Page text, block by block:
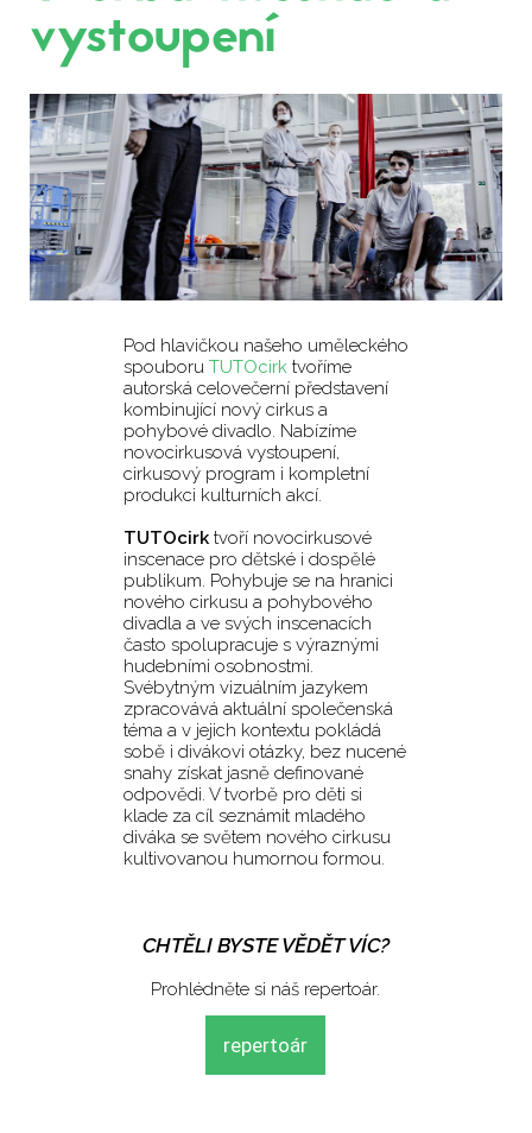
vystoupení
Pod hlavičkou našeho uměleckého
spouboru TUTOcirktvoříme
autorská celovečerní představení
kombinující nový cirkus a
pohybové divadlo. Nabízíme
novocirkusová vystoupení,
cirkusový program i kompletní
produkci kulturních akcí.
TUTOcirktvoří novocirkusové
inscenace pro dětské i dospělé
publikum. Pohybuje se na hranici
nového cirkusu a pohybového
divadla a ve svých inscenacích
často spolupracuje s výraznými
hudebními osobnostmi.
Svébytným vizuálním jazykem
zpracovává aktuální společenská
téma a v jejich kontextu pokládá
sobě i divákovi otázky, bez nucené
snahy získat jasně definované
odpovědi. V tvorbě pro děti si
klade za cíl seznámit mladého
diváka se světem nového cirkusu
kultivovanou humornou formou.
CHTĚLI BYSTE VĚDĚT VÍC?
Prohlédněte si náš repertoár.
repertoár